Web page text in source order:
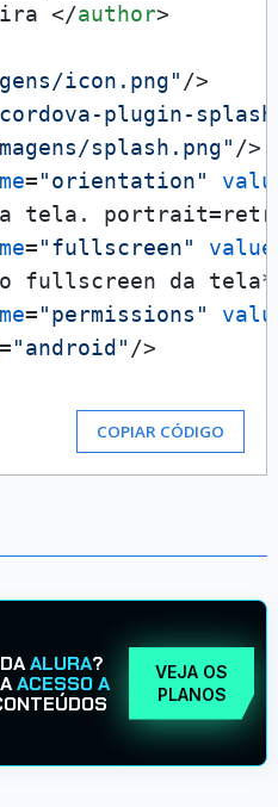
</author>
icon.png" />
plugin-
splash.png" />
="orientation"
tela.
="fullscreen" value
fullscreen da
="permissions"
="android" />
COPIAR CÓDIGO
ALURA?
ACESSO A
VEJA OS
PLANOS